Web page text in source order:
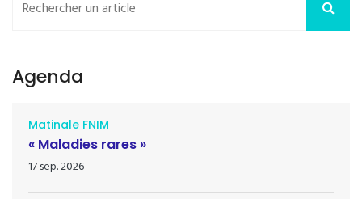
Agenda
Matinale FNIM
« Maladies rares »
17 sep. 2026